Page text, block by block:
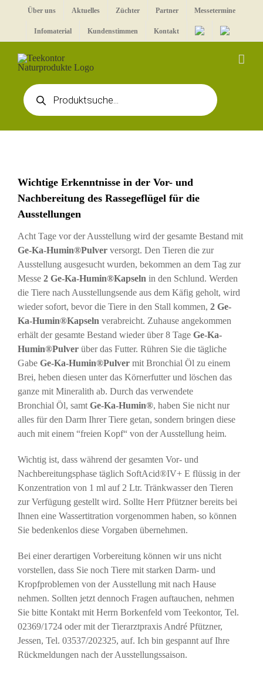
Über uns Aktuelles Züchter Partner Messetermine
Infomaterial Kundenstimmen Kontakt
Products
search
Wichtige Erkenntnisse in der Vor- und
Nachbereitung des Rassegeflügel für die
Ausstellungen
Acht Tage vor der Ausstellung wird der gesamte Bestand mit
Ge-Ka-Humin®Pulver versorgt. Den Tieren die zur
Ausstellung ausgesucht wurden, bekommen an dem Tag zur
Messe 2 Ge-Ka-Humin®Kapseln in den Schlund. Werden
die Tiere nach Ausstellungsende aus dem Käfig geholt, wird
wieder sofort, bevor die Tiere in den Stall kommen, 2 Ge-
Ka-Humin®Kapseln verabreicht. Zuhause angekommen
erhält der gesamte Bestand wieder über 8 Tage Ge-Ka-
Humin®Pulver über das Futter. Rühren Sie die tägliche
Gabe Ge-Ka-Humin®Pulver mit Bronchial Öl zu einem
Brei, heben diesen unter das Körnerfutter und löschen das
ganze mit Mineralith ab. Durch das verwendete
Bronchial Öl, samt Ge-Ka-Humin®, haben Sie nicht nur
alles für den Darm Ihrer Tiere getan, sondern bringen diese
auch mit einem “freien Kopf“ von der Ausstellung heim.
Wichtig ist, dass während der gesamten Vor- und
Nachbereitungsphase täglich SoftAcid®IV+ E flüssig in der
Konzentration von 1 ml auf 2 Ltr. Tränkwasser den Tieren
zur Verfügung gestellt wird. Sollte Herr Pfützner bereits bei
Ihnen eine Wassertitration vorgenommen haben, so können
Sie bedenkenlos diese Vorgaben übernehmen.
Bei einer derartigen Vorbereitung können wir uns nicht
vorstellen, dass Sie noch Tiere mit starken Darm- und
Kropfproblemen von der Ausstellung mit nach Hause
nehmen. Sollten jetzt dennoch Fragen auftauchen, nehmen
Sie bitte Kontakt mit Herrn Borkenfeld vom Teekontor, Tel.
02369/1724 oder mit der Tierarztpraxis André Pfützner,
Jessen, Tel. 03537/202325, auf. Ich bin gespannt auf Ihre
Rückmeldungen nach der Ausstellungssaison.